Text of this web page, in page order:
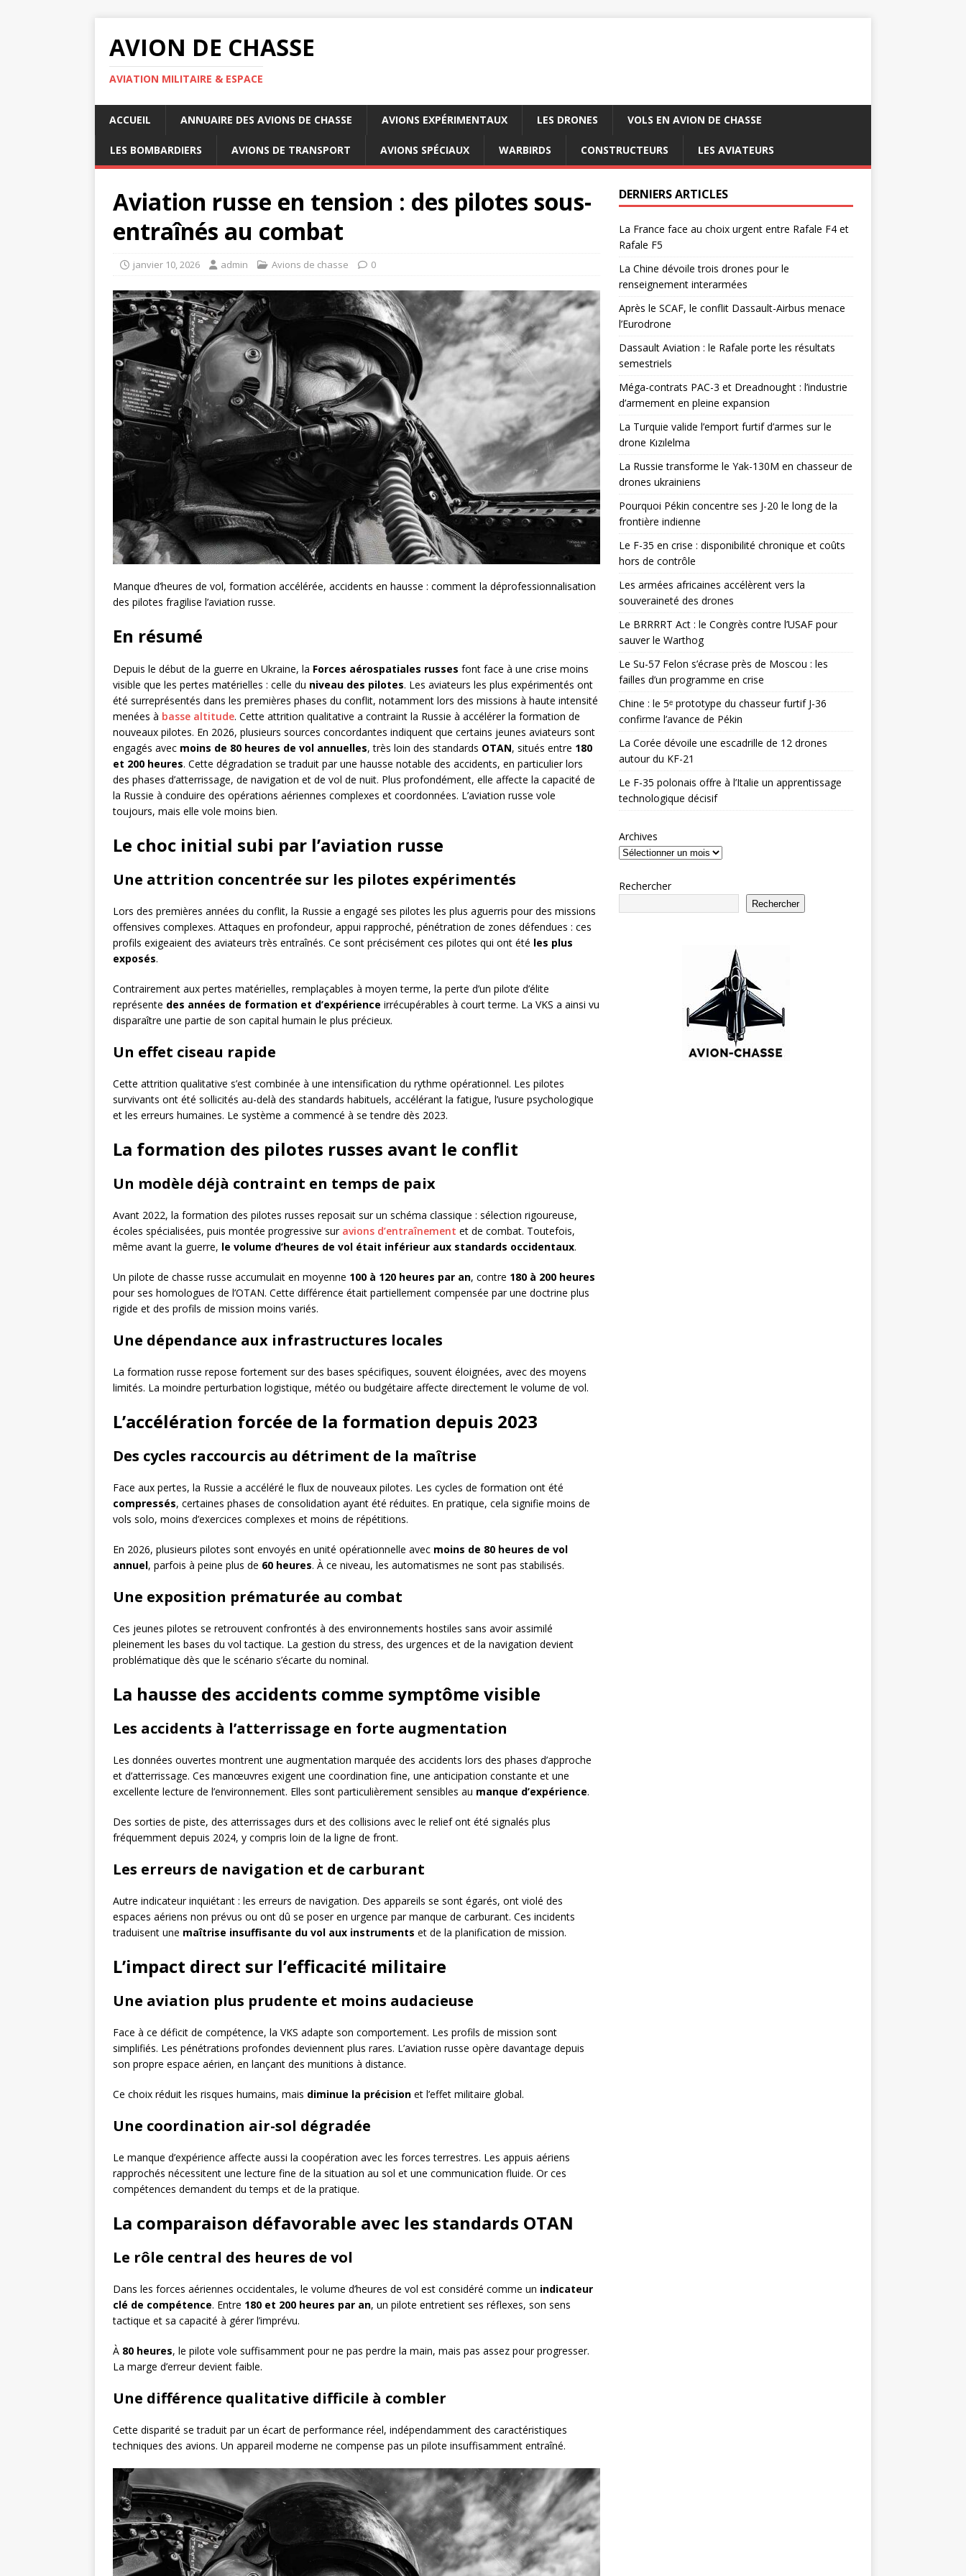
AVION DE CHASSE
AVIATION MILITAIRE & ESPACE
ACCUEIL ANNUAIRE DES AVIONS DE CHASSE AVIONS EXPÉRIMENTAUX LES DRONES VOLS EN AVION DE CHASSE
LES BOMBARDIERS AVIONS DE TRANSPORT AVIONS SPÉCIAUX WARBIRDS CONSTRUCTEURS LES AVIATEURS
Aviation russe en tension : des pilotes sous-
entraînés au combat
janvier 10, 2026 admin Avions de chasse 0
Manque d’heures de vol, formation accélérée, accidents en hausse : comment la déprofessionnalisation
des pilotes fragilise l’aviation russe.
En résumé
Depuis le début de la guerre en Ukraine, la Forces aérospatiales russes font face à une crise moins
visible que les pertes matérielles : celle du niveau des pilotes. Les aviateurs les plus expérimentés ont
été surreprésentés dans les premières phases du conflit, notamment lors des missions à haute intensité
menées à basse altitude. Cette attrition qualitative a contraint la Russie à accélérer la formation de
nouveaux pilotes. En 2026, plusieurs sources concordantes indiquent que certains jeunes aviateurs sont
engagés avec moins de 80 heures de vol annuelles, très loin des standards OTAN, situés entre 180
et 200 heures. Cette dégradation se traduit par une hausse notable des accidents, en particulier lors
des phases d’atterrissage, de navigation et de vol de nuit. Plus profondément, elle affecte la capacité de
la Russie à conduire des opérations aériennes complexes et coordonnées. L’aviation russe vole
toujours, mais elle vole moins bien.
Le choc initial subi par l’aviation russe
Une attrition concentrée sur les pilotes expérimentés
Lors des premières années du conflit, la Russie a engagé ses pilotes les plus aguerris pour des missions
offensives complexes. Attaques en profondeur, appui rapproché, pénétration de zones défendues : ces
profils exigeaient des aviateurs très entraînés. Ce sont précisément ces pilotes qui ont été les plus
exposés.
Contrairement aux pertes matérielles, remplaçables à moyen terme, la perte d’un pilote d’élite
représente des années de formation et d’expérience irrécupérables à court terme. La VKS a ainsi vu
disparaître une partie de son capital humain le plus précieux.
Un effet ciseau rapide
Cette attrition qualitative s’est combinée à une intensification du rythme opérationnel. Les pilotes
survivants ont été sollicités au-delà des standards habituels, accélérant la fatigue, l’usure psychologique
et les erreurs humaines. Le système a commencé à se tendre dès 2023.
La formation des pilotes russes avant le conflit
Un modèle déjà contraint en temps de paix
Avant 2022, la formation des pilotes russes reposait sur un schéma classique : sélection rigoureuse,
écoles spécialisées, puis montée progressive sur avions d’entraînement et de combat. Toutefois,
même avant la guerre, le volume d’heures de vol était inférieur aux standards occidentaux.
Un pilote de chasse russe accumulait en moyenne 100 à 120 heures par an, contre 180 à 200 heures
pour ses homologues de l’OTAN. Cette différence était partiellement compensée par une doctrine plus
rigide et des profils de mission moins variés.
Une dépendance aux infrastructures locales
La formation russe repose fortement sur des bases spécifiques, souvent éloignées, avec des moyens
limités. La moindre perturbation logistique, météo ou budgétaire affecte directement le volume de vol.
L’accélération forcée de la formation depuis 2023
Des cycles raccourcis au détriment de la maîtrise
Face aux pertes, la Russie a accéléré le flux de nouveaux pilotes. Les cycles de formation ont été
compressés, certaines phases de consolidation ayant été réduites. En pratique, cela signifie moins de
vols solo, moins d’exercices complexes et moins de répétitions.
En 2026, plusieurs pilotes sont envoyés en unité opérationnelle avec moins de 80 heures de vol
annuel, parfois à peine plus de 60 heures. À ce niveau, les automatismes ne sont pas stabilisés.
Une exposition prématurée au combat
Ces jeunes pilotes se retrouvent confrontés à des environnements hostiles sans avoir assimilé
pleinement les bases du vol tactique. La gestion du stress, des urgences et de la navigation devient
problématique dès que le scénario s’écarte du nominal.
La hausse des accidents comme symptôme visible
Les accidents à l’atterrissage en forte augmentation
Les données ouvertes montrent une augmentation marquée des accidents lors des phases d’approche
et d’atterrissage. Ces manœuvres exigent une coordination fine, une anticipation constante et une
excellente lecture de l’environnement. Elles sont particulièrement sensibles au manque d’expérience.
Des sorties de piste, des atterrissages durs et des collisions avec le relief ont été signalés plus
fréquemment depuis 2024, y compris loin de la ligne de front.
Les erreurs de navigation et de carburant
Autre indicateur inquiétant : les erreurs de navigation. Des appareils se sont égarés, ont violé des
espaces aériens non prévus ou ont dû se poser en urgence par manque de carburant. Ces incidents
traduisent une maîtrise insuffisante du vol aux instruments et de la planification de mission.
L’impact direct sur l’efficacité militaire
Une aviation plus prudente et moins audacieuse
Face à ce déficit de compétence, la VKS adapte son comportement. Les profils de mission sont
simplifiés. Les pénétrations profondes deviennent plus rares. L’aviation russe opère davantage depuis
son propre espace aérien, en lançant des munitions à distance.
Ce choix réduit les risques humains, mais diminue la précision et l’effet militaire global.
Une coordination air-sol dégradée
Le manque d’expérience affecte aussi la coopération avec les forces terrestres. Les appuis aériens
rapprochés nécessitent une lecture fine de la situation au sol et une communication fluide. Or ces
compétences demandent du temps et de la pratique.
La comparaison défavorable avec les standards OTAN
Le rôle central des heures de vol
Dans les forces aériennes occidentales, le volume d’heures de vol est considéré comme un indicateur
clé de compétence. Entre 180 et 200 heures par an, un pilote entretient ses réflexes, son sens
tactique et sa capacité à gérer l’imprévu.
À 80 heures, le pilote vole suffisamment pour ne pas perdre la main, mais pas assez pour progresser.
La marge d’erreur devient faible.
Une différence qualitative difficile à combler
Cette disparité se traduit par un écart de performance réel, indépendamment des caractéristiques
techniques des avions. Un appareil moderne ne compense pas un pilote insuffisamment entraîné.
DERNIERS ARTICLES
La France face au choix urgent entre Rafale F4 et
Rafale F5
La Chine dévoile trois drones pour le
renseignement interarmées
Après le SCAF, le conflit Dassault-Airbus menace
l’Eurodrone
Dassault Aviation : le Rafale porte les résultats
semestriels
Méga-contrats PAC-3 et Dreadnought : l’industrie
d’armement en pleine expansion
La Turquie valide l’emport furtif d’armes sur le
drone Kızılelma
La Russie transforme le Yak-130M en chasseur de
drones ukrainiens
Pourquoi Pékin concentre ses J-20 le long de la
frontière indienne
Le F-35 en crise : disponibilité chronique et coûts
hors de contrôle
Les armées africaines accélèrent vers la
souveraineté des drones
Le BRRRRT Act : le Congrès contre l’USAF pour
sauver le Warthog
Le Su-57 Felon s’écrase près de Moscou : les
failles d’un programme en crise
Chine : le 5ᵉ prototype du chasseur furtif J-36
confirme l’avance de Pékin
La Corée dévoile une escadrille de 12 drones
autour du KF-21
Le F-35 polonais offre à l’Italie un apprentissage
technologique décisif
Archives
Rechercher
Rechercher